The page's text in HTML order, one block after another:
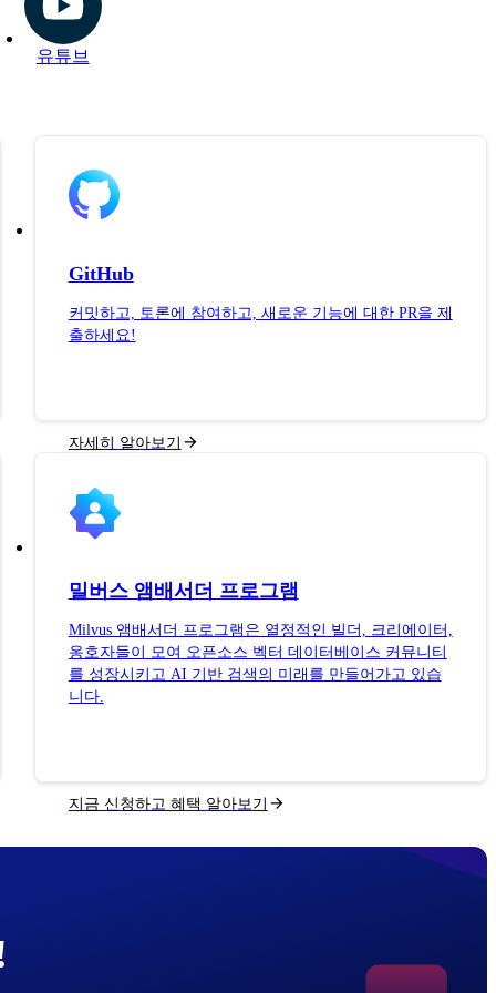
유튜브
GitHub
커밋하고, 토론에 참여하고, 새로운 기능에 대한 PR을 제
출하세요!
자세히 알아보기
밀버스 앰배서더 프로그램
Milvus 앰배서더 프로그램은 열정적인 빌더, 크리에이터,
옹호자들이 모여 오픈소스 벡터 데이터베이스 커뮤니티
를 성장시키고 AI 기반 검색의 미래를 만들어가고 있습
니다.
지금 신청하고 혜택 알아보기